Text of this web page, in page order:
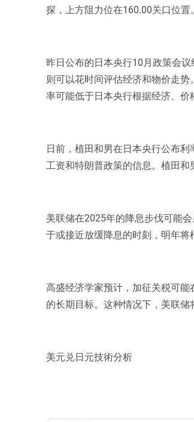
探，上方阻力位在160.00关口位置。
昨日公布的日本央行10月政策会
则可以花时间评估经济和物价走
率可能低于日本央行根据经济、价
日前，植田和男在日本央行公布
工资和特朗普政策的信息。植田和
美联储在2025年的降息步伐可能
于或接近放缓降息的时刻，明年将
高盛经济学家预计，加征关税可
的长期目标。这种情况下，美联储
美元兑日元技術分析